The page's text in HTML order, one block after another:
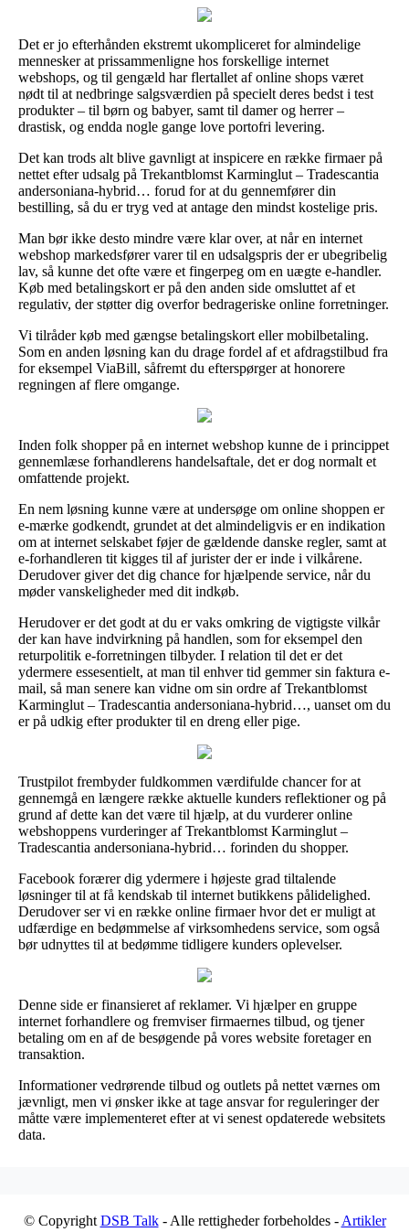
Det er jo efterhånden ekstremt ukompliceret for almindelige
mennesker at prissammenligne hos forskellige internet
webshops, og til gengæld har flertallet af online shops været
nødt til at nedbringe salgsværdien på specielt deres bedst i test
produkter – til børn og babyer, samt til damer og herrer –
drastisk, og endda nogle gange love portofri levering.
Det kan trods alt blive gavnligt at inspicere en række firmaer på
nettet efter udsalg på Trekantblomst Karminglut – Tradescantia
andersoniana-hybrid… forud for at du gennemfører din
bestilling, så du er tryg ved at antage den mindst kostelige pris.
Man bør ikke desto mindre være klar over, at når en internet
webshop markedsfører varer til en udsalgspris der er ubegribelig
lav, så kunne det ofte være et fingerpeg om en uægte e-handler.
Køb med betalingskort er på den anden side omsluttet af et
regulativ, der støtter dig overfor bedrageriske online forretninger.
Vi tilråder køb med gængse betalingskort eller mobilbetaling.
Som en anden løsning kan du drage fordel af et afdragstilbud fra
for eksempel ViaBill, såfremt du efterspørger at honorere
regningen af flere omgange.
Inden folk shopper på en internet webshop kunne de i princippet
gennemlæse forhandlerens handelsaftale, det er dog normalt et
omfattende projekt.
En nem løsning kunne være at undersøge om online shoppen er
e-mærke godkendt, grundet at det almindeligvis er en indikation
om at internet selskabet føjer de gældende danske regler, samt at
e-forhandleren tit kigges til af jurister der er inde i vilkårene.
Derudover giver det dig chance for hjælpende service, når du
møder vanskeligheder med dit indkøb.
Herudover er det godt at du er vaks omkring de vigtigste vilkår
der kan have indvirkning på handlen, som for eksempel den
returpolitik e-forretningen tilbyder. I relation til det er det
ydermere essesentielt, at man til enhver tid gemmer sin faktura e-
mail, så man senere kan vidne om sin ordre af Trekantblomst
Karminglut – Tradescantia andersoniana-hybrid…, uanset om du
er på udkig efter produkter til en dreng eller pige.
Trustpilot frembyder fuldkommen værdifulde chancer for at
gennemgå en længere række aktuelle kunders reflektioner og på
grund af dette kan det være til hjælp, at du vurderer online
webshoppens vurderinger af Trekantblomst Karminglut –
Tradescantia andersoniana-hybrid… forinden du shopper.
Facebook forærer dig ydermere i højeste grad tiltalende
løsninger til at få kendskab til internet butikkens pålidelighed.
Derudover ser vi en række online firmaer hvor det er muligt at
udfærdige en bedømmelse af virksomhedens service, som også
bør udnyttes til at bedømme tidligere kunders oplevelser.
Denne side er finansieret af reklamer. Vi hjælper en gruppe
internet forhandlere og fremviser firmaernes tilbud, og tjener
betaling om en af de besøgende på vores website foretager en
transaktion.
Informationer vedrørende tilbud og outlets på nettet værnes om
jævnligt, men vi ønsker ikke at tage ansvar for reguleringer der
måtte være implementeret efter at vi senest opdaterede websitets
data.
© Copyright DSB Talk- Alle rettigheder forbeholdes - Artikler